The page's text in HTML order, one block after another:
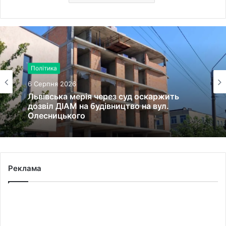
Політика
6 Серпня 2026
Львівська мерія через суд оскаржить
дозвіл ДІАМ на будівництво на вул.
Олесницького
Реклама